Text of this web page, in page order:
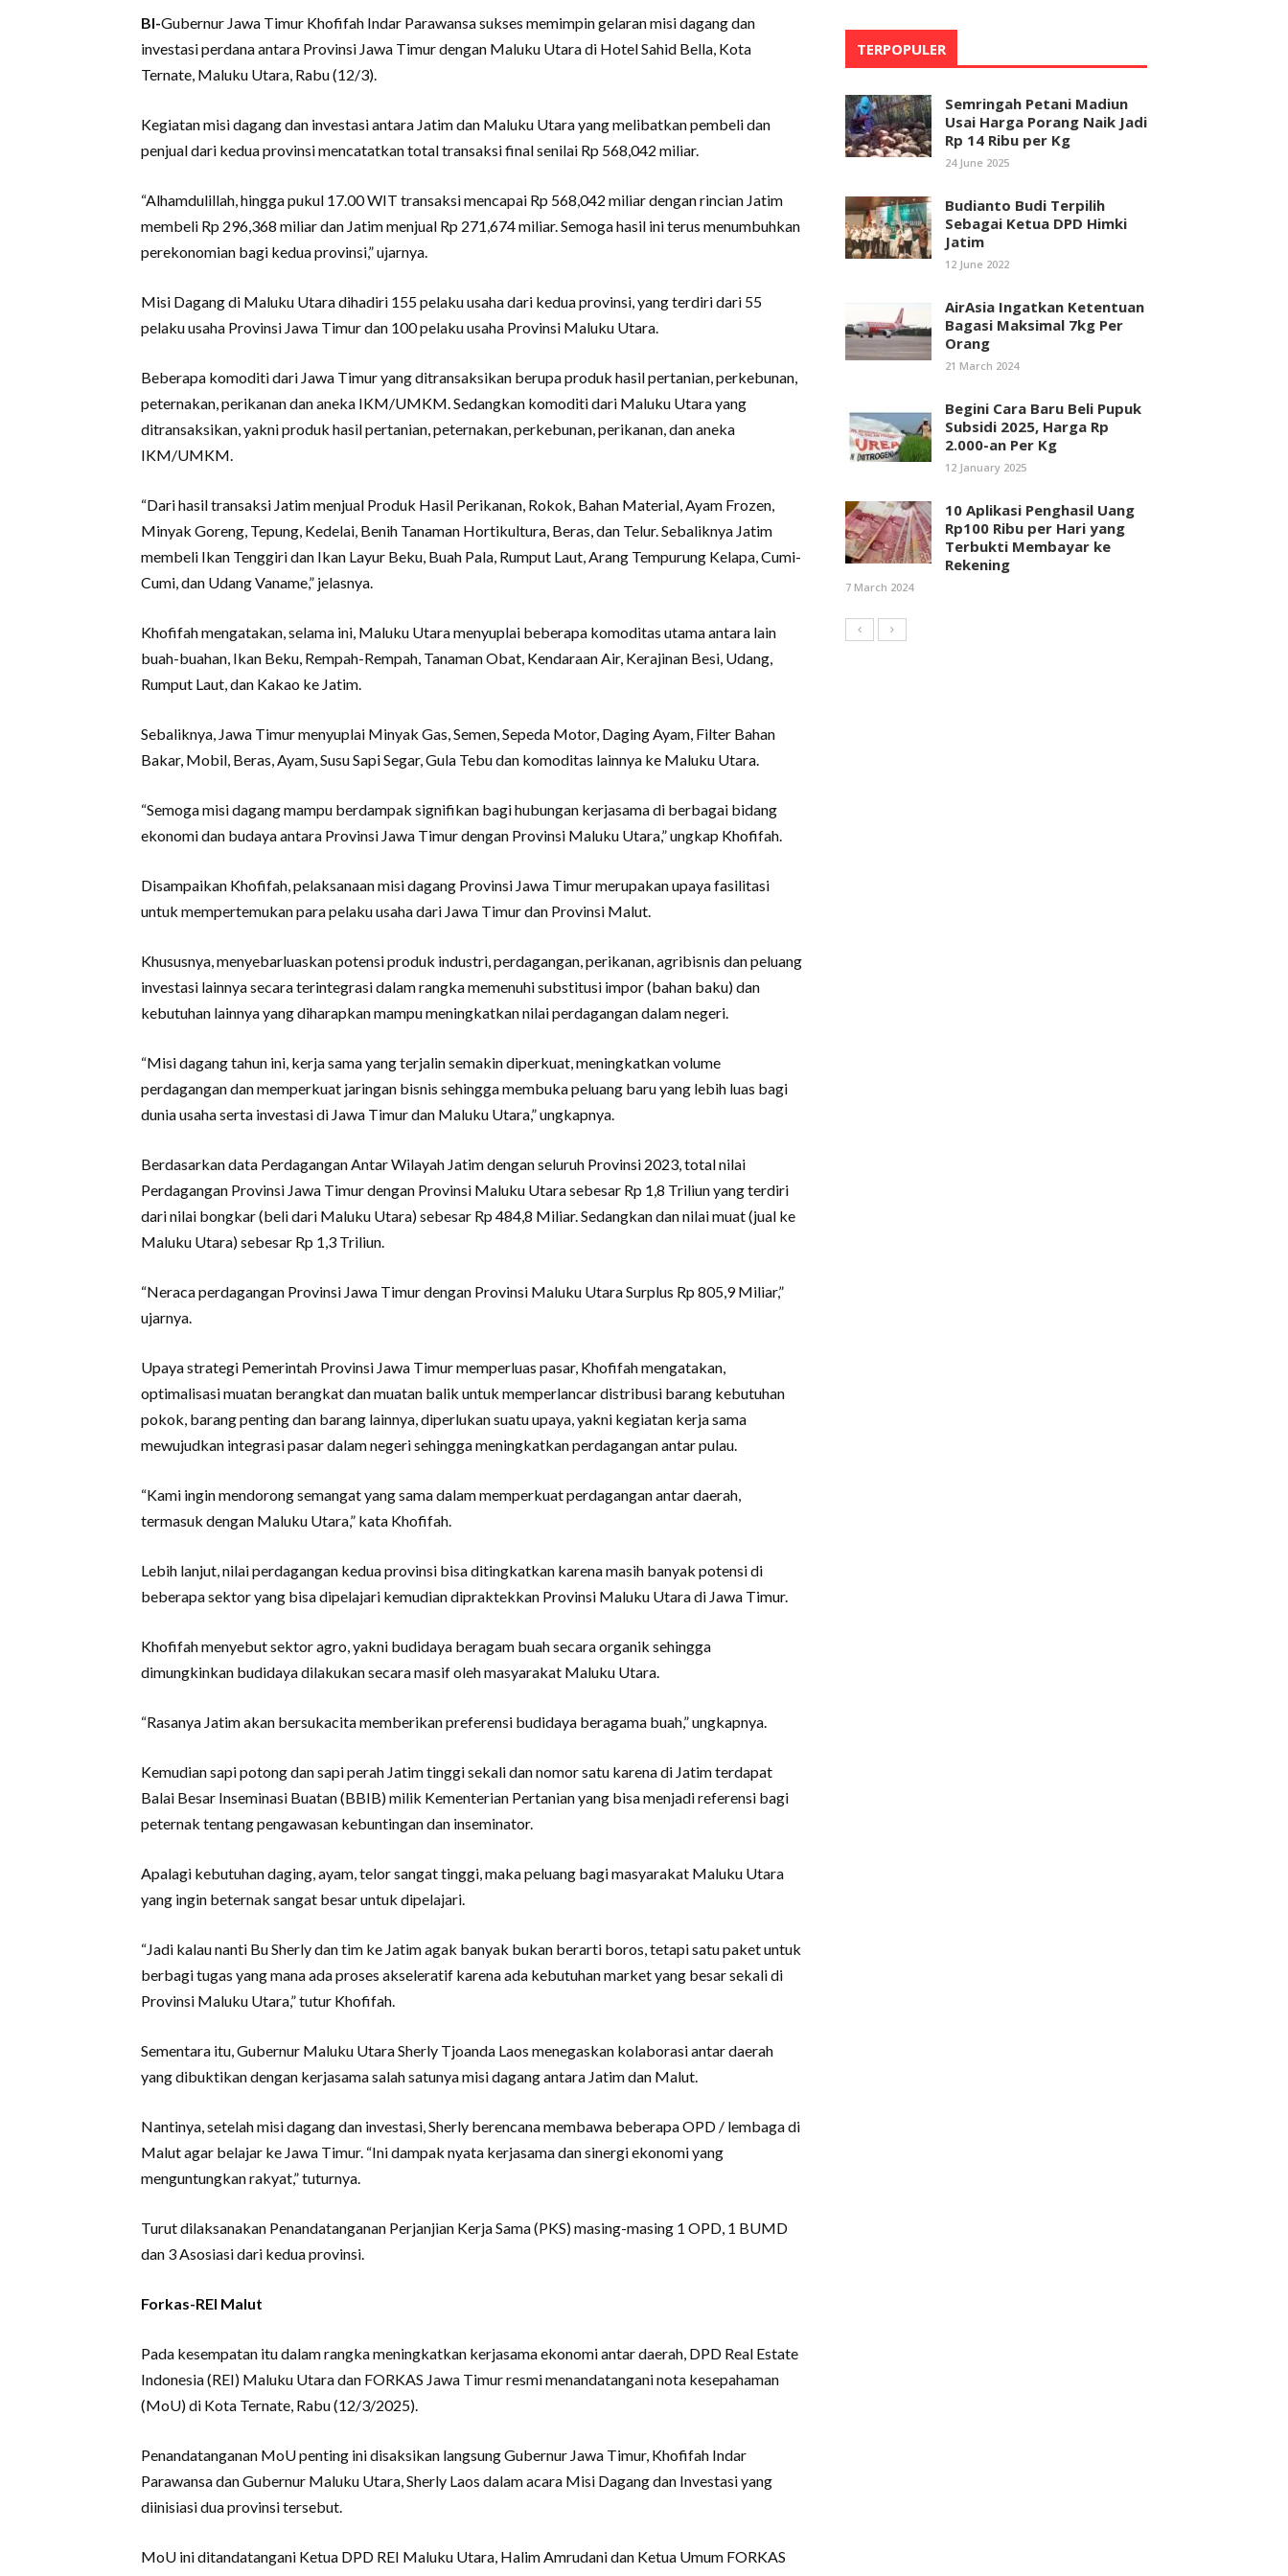
BI-Gubernur Jawa Timur Khofifah Indar Parawansa sukses memimpin gelaran misi dagang dan
investasi perdana antara Provinsi Jawa Timur dengan Maluku Utara di Hotel Sahid Bella, Kota
Ternate, Maluku Utara, Rabu (12/3).
Kegiatan misi dagang dan investasi antara Jatim dan Maluku Utara yang melibatkan pembeli dan
penjual dari kedua provinsi mencatatkan total transaksi final senilai Rp 568,042 miliar.
“Alhamdulillah, hingga pukul 17.00 WIT transaksi mencapai Rp 568,042 miliar dengan rincian Jatim
membeli Rp 296,368 miliar dan Jatim menjual Rp 271,674 miliar. Semoga hasil ini terus menumbuhkan
perekonomian bagi kedua provinsi,” ujarnya.
Misi Dagang di Maluku Utara dihadiri 155 pelaku usaha dari kedua provinsi, yang terdiri dari 55
pelaku usaha Provinsi Jawa Timur dan 100 pelaku usaha Provinsi Maluku Utara.
Beberapa komoditi dari Jawa Timur yang ditransaksikan berupa produk hasil pertanian, perkebunan,
peternakan, perikanan dan aneka IKM/UMKM. Sedangkan komoditi dari Maluku Utara yang
ditransaksikan, yakni produk hasil pertanian, peternakan, perkebunan, perikanan, dan aneka
IKM/UMKM.
“Dari hasil transaksi Jatim menjual Produk Hasil Perikanan, Rokok, Bahan Material, Ayam Frozen,
Minyak Goreng, Tepung, Kedelai, Benih Tanaman Hortikultura, Beras, dan Telur. Sebaliknya Jatim
membeli Ikan Tenggiri dan Ikan Layur Beku, Buah Pala, Rumput Laut, Arang Tempurung Kelapa, Cumi-
Cumi, dan Udang Vaname,” jelasnya.
Khofifah mengatakan, selama ini, Maluku Utara menyuplai beberapa komoditas utama antara lain
buah-buahan, Ikan Beku, Rempah-Rempah, Tanaman Obat, Kendaraan Air, Kerajinan Besi, Udang,
Rumput Laut, dan Kakao ke Jatim.
Sebaliknya, Jawa Timur menyuplai Minyak Gas, Semen, Sepeda Motor, Daging Ayam, Filter Bahan
Bakar, Mobil, Beras, Ayam, Susu Sapi Segar, Gula Tebu dan komoditas lainnya ke Maluku Utara.
“Semoga misi dagang mampu berdampak signifikan bagi hubungan kerjasama di berbagai bidang
ekonomi dan budaya antara Provinsi Jawa Timur dengan Provinsi Maluku Utara,” ungkap Khofifah.
Disampaikan Khofifah, pelaksanaan misi dagang Provinsi Jawa Timur merupakan upaya fasilitasi
untuk mempertemukan para pelaku usaha dari Jawa Timur dan Provinsi Malut.
Khususnya, menyebarluaskan potensi produk industri, perdagangan, perikanan, agribisnis dan peluang
investasi lainnya secara terintegrasi dalam rangka memenuhi substitusi impor (bahan baku) dan
kebutuhan lainnya yang diharapkan mampu meningkatkan nilai perdagangan dalam negeri.
“Misi dagang tahun ini, kerja sama yang terjalin semakin diperkuat, meningkatkan volume
perdagangan dan memperkuat jaringan bisnis sehingga membuka peluang baru yang lebih luas bagi
dunia usaha serta investasi di Jawa Timur dan Maluku Utara,” ungkapnya.
Berdasarkan data Perdagangan Antar Wilayah Jatim dengan seluruh Provinsi 2023, total nilai
Perdagangan Provinsi Jawa Timur dengan Provinsi Maluku Utara sebesar Rp 1,8 Triliun yang terdiri
dari nilai bongkar (beli dari Maluku Utara) sebesar Rp 484,8 Miliar. Sedangkan dan nilai muat (jual ke
Maluku Utara) sebesar Rp 1,3 Triliun.
“Neraca perdagangan Provinsi Jawa Timur dengan Provinsi Maluku Utara Surplus Rp 805,9 Miliar,”
ujarnya.
Upaya strategi Pemerintah Provinsi Jawa Timur memperluas pasar, Khofifah mengatakan,
optimalisasi muatan berangkat dan muatan balik untuk memperlancar distribusi barang kebutuhan
pokok, barang penting dan barang lainnya, diperlukan suatu upaya, yakni kegiatan kerja sama
mewujudkan integrasi pasar dalam negeri sehingga meningkatkan perdagangan antar pulau.
“Kami ingin mendorong semangat yang sama dalam memperkuat perdagangan antar daerah,
termasuk dengan Maluku Utara,” kata Khofifah.
Lebih lanjut, nilai perdagangan kedua provinsi bisa ditingkatkan karena masih banyak potensi di
beberapa sektor yang bisa dipelajari kemudian dipraktekkan Provinsi Maluku Utara di Jawa Timur.
Khofifah menyebut sektor agro, yakni budidaya beragam buah secara organik sehingga
dimungkinkan budidaya dilakukan secara masif oleh masyarakat Maluku Utara.
“Rasanya Jatim akan bersukacita memberikan preferensi budidaya beragama buah,” ungkapnya.
Kemudian sapi potong dan sapi perah Jatim tinggi sekali dan nomor satu karena di Jatim terdapat
Balai Besar Inseminasi Buatan (BBIB) milik Kementerian Pertanian yang bisa menjadi referensi bagi
peternak tentang pengawasan kebuntingan dan inseminator.
Apalagi kebutuhan daging, ayam, telor sangat tinggi, maka peluang bagi masyarakat Maluku Utara
yang ingin beternak sangat besar untuk dipelajari.
“Jadi kalau nanti Bu Sherly dan tim ke Jatim agak banyak bukan berarti boros, tetapi satu paket untuk
berbagi tugas yang mana ada proses akseleratif karena ada kebutuhan market yang besar sekali di
Provinsi Maluku Utara,” tutur Khofifah.
Sementara itu, Gubernur Maluku Utara Sherly Tjoanda Laos menegaskan kolaborasi antar daerah
yang dibuktikan dengan kerjasama salah satunya misi dagang antara Jatim dan Malut.
Nantinya, setelah misi dagang dan investasi, Sherly berencana membawa beberapa OPD / lembaga di
Malut agar belajar ke Jawa Timur. “Ini dampak nyata kerjasama dan sinergi ekonomi yang
menguntungkan rakyat,” tuturnya.
Turut dilaksanakan Penandatanganan Perjanjian Kerja Sama (PKS) masing-masing 1 OPD, 1 BUMD
dan 3 Asosiasi dari kedua provinsi.
Forkas-REI Malut
Pada kesempatan itu dalam rangka meningkatkan kerjasama ekonomi antar daerah, DPD Real Estate
Indonesia (REI) Maluku Utara dan FORKAS Jawa Timur resmi menandatangani nota kesepahaman
(MoU) di Kota Ternate, Rabu (12/3/2025).
Penandatanganan MoU penting ini disaksikan langsung Gubernur Jawa Timur, Khofifah Indar
Parawansa dan Gubernur Maluku Utara, Sherly Laos dalam acara Misi Dagang dan Investasi yang
diinisiasi dua provinsi tersebut.
MoU ini ditandatangani Ketua DPD REI Maluku Utara, Halim Amrudani dan Ketua Umum FORKAS
TERPOPULER
Semringah Petani Madiun
Usai Harga Porang Naik Jadi
Rp 14 Ribu per Kg
24 June 2025
Budianto Budi Terpilih
Sebagai Ketua DPD Himki
Jatim
12 June 2022
AirAsia Ingatkan Ketentuan
Bagasi Maksimal 7kg Per
Orang
21 March 2024
Begini Cara Baru Beli Pupuk
Subsidi 2025, Harga Rp
2.000-an Per Kg
12 January 2025
10 Aplikasi Penghasil Uang
Rp100 Ribu per Hari yang
Terbukti Membayar ke
Rekening
7 March 2024